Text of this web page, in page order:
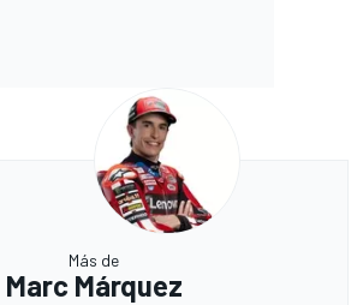
Más de
Marc Márquez